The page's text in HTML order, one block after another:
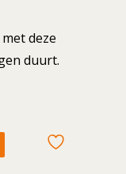
deze
duurt.